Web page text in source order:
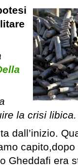
la crisi libica.
dall’inizio.
Gheddafi era